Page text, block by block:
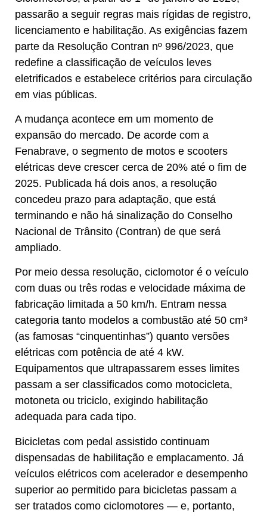
passarão a seguir regras mais rígidas de registro,
licenciamento e habilitação. As exigências fazem
parte da Resolução Contran nº 996/2023, que
redefine a classificação de veículos leves
eletrificados e estabelece critérios para circulação
em vias públicas.
A mudança acontece em um momento de
expansão do mercado. De acorde com a
Fenabrave, o segmento de motos e scooters
elétricas deve crescer cerca de 20% até o fim de
2025. Publicada há dois anos, a resolução
concedeu prazo para adaptação, que está
terminando e não há sinalização do Conselho
Nacional de Trânsito (Contran) de que será
ampliado.
Por meio dessa resolução, ciclomotor é o veículo
com duas ou três rodas e velocidade máxima de
fabricação limitada a 50 km/h. Entram nessa
categoria tanto modelos a combustão até 50 cm³
(as famosas “cinquentinhas”) quanto versões
elétricas com potência de até 4 kW.
Equipamentos que ultrapassarem esses limites
passam a ser classificados como motocicleta,
motoneta ou triciclo, exigindo habilitação
adequada para cada tipo.
Bicicletas com pedal assistido continuam
dispensadas de habilitação e emplacamento. Já
veículos elétricos com acelerador e desempenho
superior ao permitido para bicicletas passam a
ser tratados como ciclomotores — e, portanto,